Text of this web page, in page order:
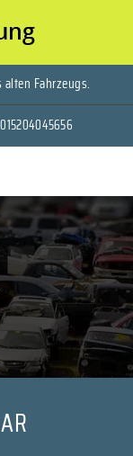
Fahrzeugs.
015204045656